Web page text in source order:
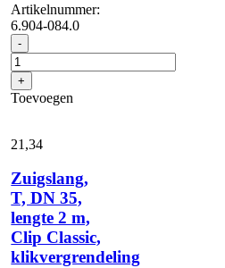
Artikelnummer:
6.904-084.0
- Vlies
filterzakken,
10
Stuk(s),
T
Classic,
T
8/1,
T
11/1
Classic
aantal
+
Toevoegen
21,34
Zuigslang,
T, DN 35,
lengte 2 m,
Clip Classic,
klikvergrendeling